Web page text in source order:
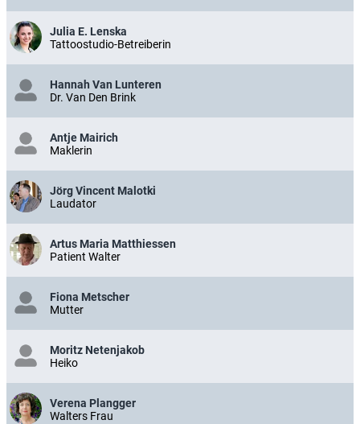
Julia E. Lenska
Tattoostudio-Betreiberin
Hannah Van Lunteren
Dr. Van Den Brink
Antje Mairich
Maklerin
Jörg Vincent Malotki
Laudator
Artus Maria Matthiessen
Patient Walter
Fiona Metscher
Mutter
Moritz Netenjakob
Heiko
Verena Plangger
Walters Frau